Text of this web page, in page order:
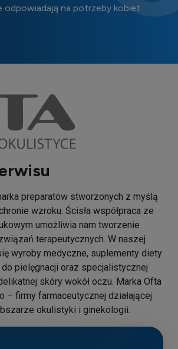
odpowiadają na potrzeby kobiet.
preparatów stworzonych z myślą
wzroku. Ścisła współpraca ze
umożliwia nam tworzenie
terapeutycznych. W naszej
wyroby medyczne, suplementy diety
pielęgnacji oraz specjalistycznej
skóry wokół oczu. Marka Ofta
– firmy farmaceutycznej działającej
okulistyki i ginekologii.